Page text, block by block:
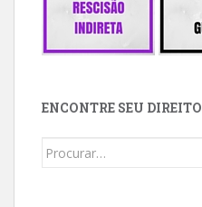
ENCONTRE SEU DIREITO
Buscar: